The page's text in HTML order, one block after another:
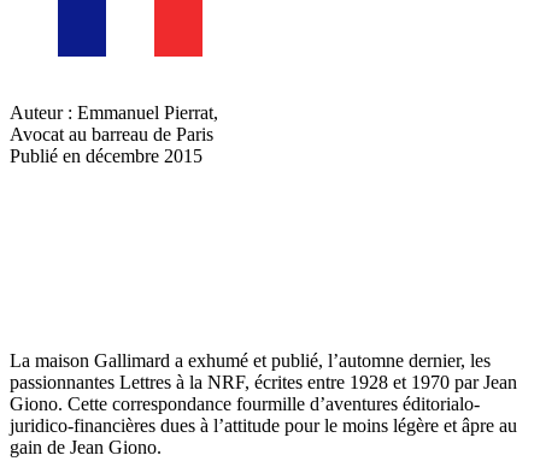
Auteur : Emmanuel Pierrat,
Avocat au barreau de Paris
Publié en décembre 2015
La maison Gallimard a exhumé et publié, l’automne dernier, les
passionnantes Lettres à la NRF, écrites entre 1928 et 1970 par Jean
Giono. Cette correspondance fourmille d’aventures éditorialo-
juridico-financières dues à l’attitude pour le moins légère et âpre au
gain de Jean Giono.